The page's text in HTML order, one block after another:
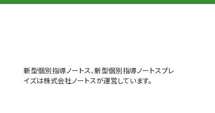
新型個別指導ノートス、新型個別指導ノートスプレ
イズは株式会社ノートスが運営しています。